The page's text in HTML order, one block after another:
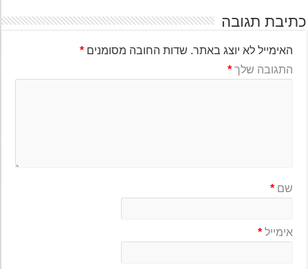
תגובה
האימייל לא יוצג באתר. שדות החובה מסומנים*
התגובה שלך*
שם*
אימייל*